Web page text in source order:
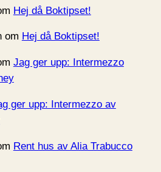
Hej då Boktipset!
om Hej då Boktipset!
Jag ger upp: Intermezzo
ger upp: Intermezzo av
Rent hus av Alia Trabucco